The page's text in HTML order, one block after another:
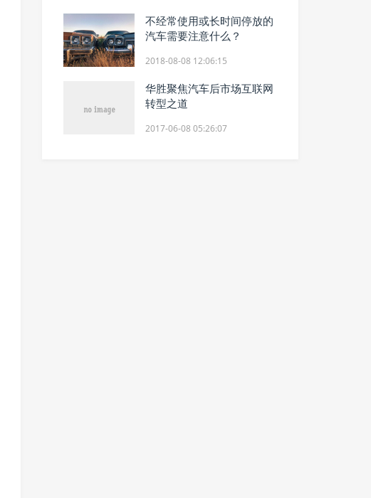
不经常使用或长时间停放的
汽车需要注意什么？
2018-08-08 12:06:15
华胜聚焦汽车后市场互联网
转型之道
2017-06-08 05:26:07